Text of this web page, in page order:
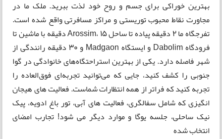
بهترین خوراکی برای جسم و روح خود لذت ببرید. ملک ما در
مجاورت نقاط محبوب توریستی و مراکز مسافرتی واقع شده است.
تفرجگاه ما 2 دقیقه پیاده تا ساحل Arossim، 15 دقیقه با ماشین تا
فرودگاه Dabolim و ایستگاه Madgaon و 30 دقیقه رانندگی از
شهر فاصله دارد. یکی از بهترین استراحتگاه‌های خانوادگی در گوا
جنوبی را کشف کنید، جایی که می‌توانید تجربه‌ای فوق‌العاده را
تجربه کنید که فراتر از همه انتظارات شماست. فعالیت های هیجان
انگیزی که شامل سفالگری، فعالیت های آبی، تور باغ ادویه، پیک
نیک ساحلی، جلسه یوگا و موارد دیگر می شود! تجارب امضای
انتخاب شده